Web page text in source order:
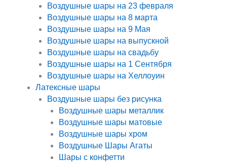
Воздушные шары на 23 февраля
Воздушные шары на 8 марта
Воздушные шары на 9 Мая
Воздушные шары на выпускной
Воздушные шары на свадьбу
Воздушные шары на 1 Сентября
Воздушные шары на Хеллоуин
Латексные шары
Воздушные шары без рисунка
Воздушные шары металлик
Воздушные шары матовые
Воздушные шары хром
Воздушные Шары Агаты
Шары с конфетти